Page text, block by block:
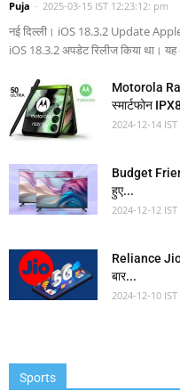
Puja - 2025-03-15 IST 12:23:12: pm
नई दिल्ली। iOS 18.3.2 Update
iOS 18.3.2 अपडेट रिलीज किया था।
Motorola
स्मार्टफोन
2024-12-14
Budget
हुए...
2024-12-12
Reliance Jio
बार...
2024-12-10
Sports